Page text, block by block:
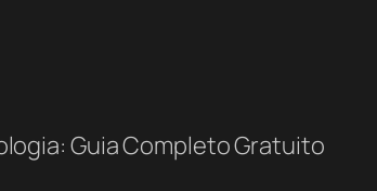
Guia Completo Gratuito